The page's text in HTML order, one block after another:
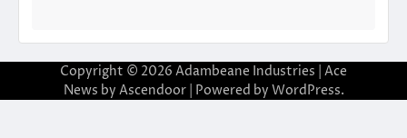
Copyright © 2026 Adambeane Industries | Ace
News by Ascendoor| Powered by WordPress.